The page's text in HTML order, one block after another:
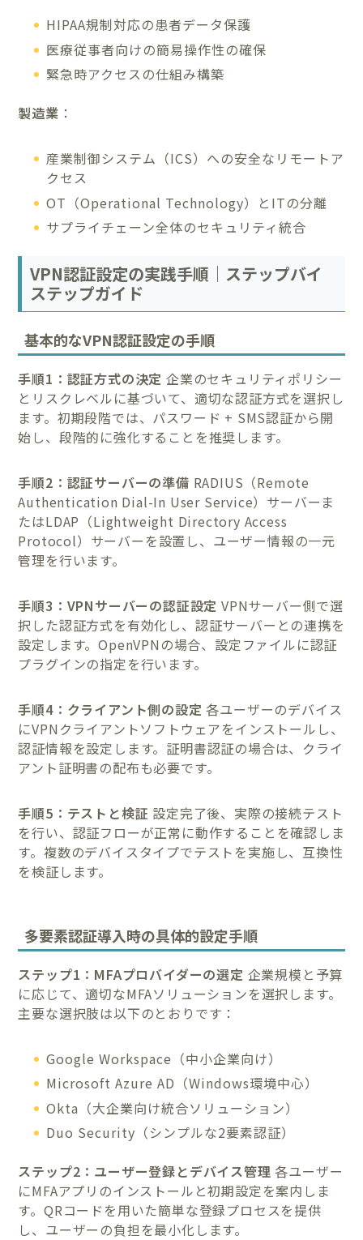
HIPAA規制対応の患者データ保護
医療従事者向けの簡易操作性の確保
緊急時アクセスの仕組み構築
製造業 ：
産業制御システム（ICS）への安全なリモートア
クセス
OT（Operational Technology）とITの分離
サプライチェーン全体のセキュリティ統合
VPN認証設定の実践手順｜ステップバイ
ステップガイド
基本的なVPN認証設定の手順
手順1：認証方式の決定 企業のセキュリティポリシー
とリスクレベルに基づいて、適切な認証方式を選択し
ます。初期段階では、パスワード + SMS認証から開
始し、段階的に強化することを推奨します。
手順2：認証サーバーの準備 RADIUS（Remote
Authentication Dial-In User Service）サーバーま
たはLDAP（Lightweight Directory Access
Protocol）サーバーを設置し、ユーザー情報の一元
管理を行います。
手順3：VPNサーバーの認証設定 VPNサーバー側で選
択した認証方式を有効化し、認証サーバーとの連携を
設定します。OpenVPNの場合、設定ファイルに認証
プラグインの指定を行います。
手順4：クライアント側の設定 各ユーザーのデバイス
にVPNクライアントソフトウェアをインストールし、
認証情報を設定します。証明書認証の場合は、クライ
アント証明書の配布も必要です。
手順5：テストと検証 設定完了後、実際の接続テスト
を行い、認証フローが正常に動作することを確認しま
す。複数のデバイスタイプでテストを実施し、互換性
を検証します。
多要素認証導入時の具体的設定手順
ステップ1：MFAプロバイダーの選定 企業規模と予算
に応じて、適切なMFAソリューションを選択します。
主要な選択肢は以下のとおりです：
Google Workspace（中小企業向け）
Microsoft Azure AD（Windows環境中心）
Okta（大企業向け統合ソリューション）
Duo Security（シンプルな2要素認証）
ステップ2：ユーザー登録とデバイス管理 各ユーザー
にMFAアプリのインストールと初期設定を案内しま
す。QRコードを用いた簡単な登録プロセスを提供
し、ユーザーの負担を最小化します。